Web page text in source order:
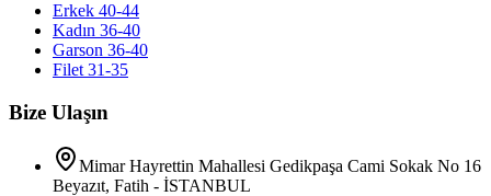
Erkek 40-44
Kadın 36-40
Garson 36-40
Filet 31-35
Bize Ulaşın
Mimar Hayrettin Mahallesi Gedikpaşa Cami Sokak No 16
Beyazıt, Fatih - İSTANBUL